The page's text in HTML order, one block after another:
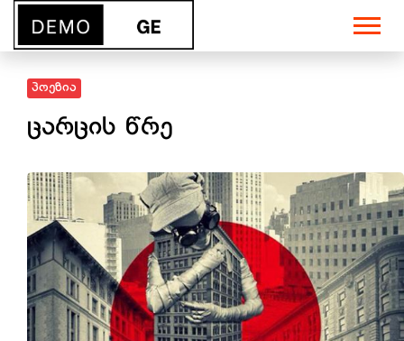
პოეზია
ცარცის წრე